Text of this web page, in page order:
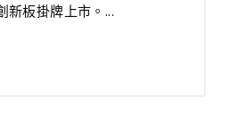
新板掛牌上市。...